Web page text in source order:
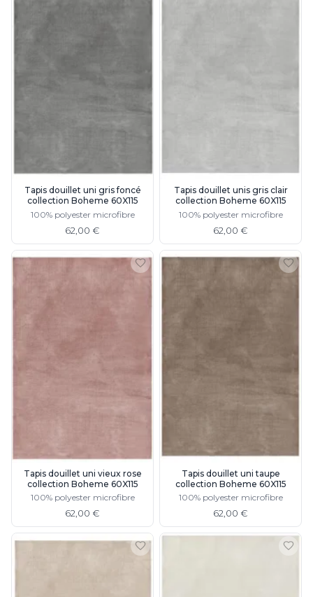
Baulmann Leuchten
Brand Von Egmond
Dark
Edito Paris
Elstead Lighting
Estro
Ferroluce
Ferroluce Classic
HARTE
Holtkötter
kdln
Leds C4
Leucos
LichtRaum Funktion
Lucide
Lucien Gau
Tapis douillet uni gris foncé
collection Boheme 60X115
100% polyester microfibre
62,00 €
Tapis douillet unis gris clair
collection Boheme 60X115
100% polyester microfibre
62,00 €
Tapis douillet uni vieux rose
collection Boheme 60X115
100% polyester microfibre
62,00 €
Tapis douillet uni taupe
collection Boheme 60X115
100% polyester microfibre
62,00 €